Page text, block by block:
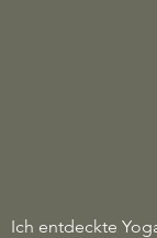
Ich entdeckte